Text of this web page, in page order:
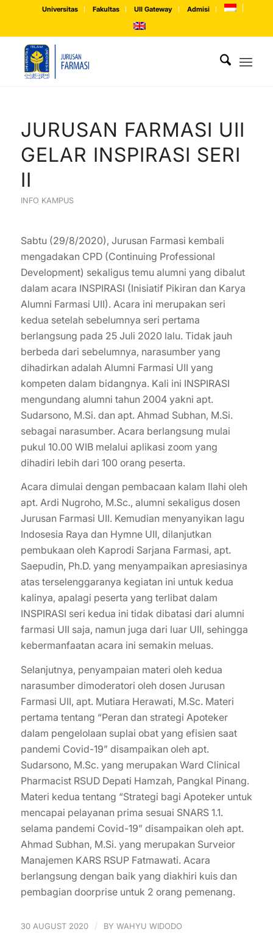
Universitas Fakultas UII Gateway Admisi
JURUSAN FARMASI UII
GELAR INSPIRASI SERI
II
INFO KAMPUS
Sabtu (29/8/2020), Jurusan Farmasi kembali
mengadakan CPD (Continuing Professional
Development) sekaligus temu alumni yang dibalut
dalam acara INSPIRASI (Inisiatif Pikiran dan Karya
Alumni Farmasi UII). Acara ini merupakan seri
kedua setelah sebelumnya seri pertama
berlangsung pada 25 Juli 2020 lalu. Tidak jauh
berbeda dari sebelumnya, narasumber yang
dihadirkan adalah Alumni Farmasi UII yang
kompeten dalam bidangnya. Kali ini INSPIRASI
mengundang alumni tahun 2004 yakni apt.
Sudarsono, M.Si. dan apt. Ahmad Subhan, M.Si.
sebagai narasumber. Acara berlangsung mulai
pukul 10.00 WIB melalui aplikasi zoom yang
dihadiri lebih dari 100 orang peserta.
Acara dimulai dengan pembacaan kalam Ilahi oleh
apt. Ardi Nugroho, M.Sc., alumni sekaligus dosen
Jurusan Farmasi UII. Kemudian menyanyikan lagu
Indosesia Raya dan Hymne UII, dilanjutkan
pembukaan oleh Kaprodi Sarjana Farmasi, apt.
Saepudin, Ph.D. yang menyampaikan apresiasinya
atas terselenggaranya kegiatan ini untuk kedua
kalinya, apalagi peserta yang terlibat dalam
INSPIRASI seri kedua ini tidak dibatasi dari alumni
farmasi UII saja, namun juga dari luar UII, sehingga
kebermanfaatan acara ini semakin meluas.
Selanjutnya, penyampaian materi oleh kedua
narasumber dimoderatori oleh dosen Jurusan
Farmasi UII, apt. Mutiara Herawati, M.Sc. Materi
pertama tentang “Peran dan strategi Apoteker
dalam pengelolaan suplai obat yang efisien saat
pandemi Covid-19” disampaikan oleh apt.
Sudarsono, M.Sc. yang merupakan Ward Clinical
Pharmacist RSUD Depati Hamzah, Pangkal Pinang.
Materi kedua tentang “Strategi bagi Apoteker untuk
mencapai pelayanan prima sesuai SNARS 1.1.
selama pandemi Covid-19” disampaikan oleh apt.
Ahmad Subhan, M.Si. yang merupakan Surveior
Manajemen KARS RSUP Fatmawati. Acara
berlangsung dengan baik yang diakhiri kuis dan
pembagian doorprise untuk 2 orang pemenang.
30 AUGUST 2020 / BY WAHYU WIDODO